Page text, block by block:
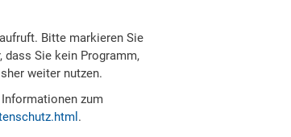
Bitte markieren Sie
dass Sie kein Programm,
weiter nutzen.
Informationen zum
.